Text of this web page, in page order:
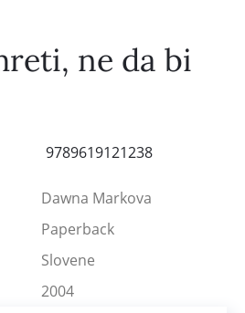
ne da bi
9789619121238
Dawna Markova
Paperback
Slovene
2004